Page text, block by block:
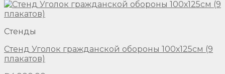
Стенды
Стенд Уголок гражданской обороны 100х125см (9
плакатов)